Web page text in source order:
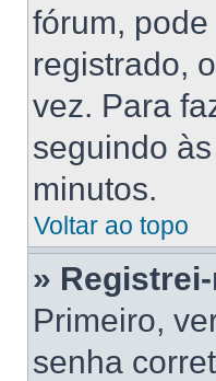
fórum,
registrado,
vez. Para
seguindo
minutos.
Voltar ao topo
»
Primeiro,
senha